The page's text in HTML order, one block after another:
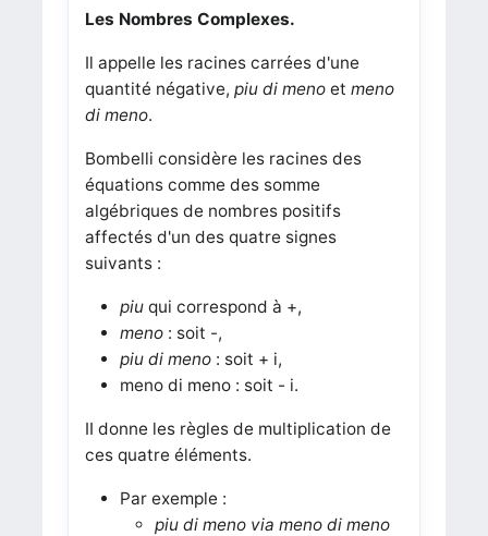
Les Nombres Complexes.
Il appelle les racines carrées d'une
quantité négative, piu di menoet meno
di meno.
Bombelli considère les racines des
équations comme des somme
algébriques de nombres positifs
affectés d'un des quatre signes
suivants :
piuqui correspond à +,
meno : soit -,
piu di meno : soit + i,
meno di meno : soit - i.
II donne les règles de multiplication de
ces quatre éléments.
Par exemple :
piu di meno via meno di meno